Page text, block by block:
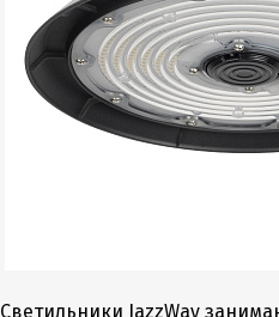
Светильники JazzWay